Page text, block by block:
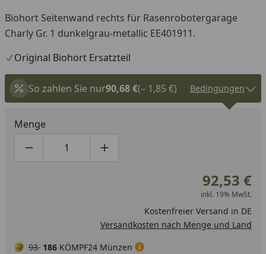
Biohort Seitenwand rechts für Rasenrobotergarage
Charly Gr. 1 dunkelgrau-metallic EE401911.
Original Biohort Ersatzteil
So zahlen Sie nur90,68 €(– 1,85 €) Bedingungen
Menge
Produktmenge um eins verringern
Produktmenge manuell eingeben
Produktmenge um eins erhöhen
92,53 €
inkl. 19% MwSt.
Kostenfreier Versand in DE
Versandkosten nach Menge und Land
93 186 KÖMPF24 Münzen